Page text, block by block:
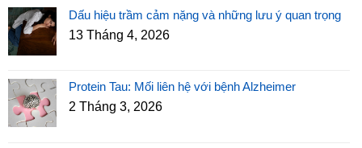
Dấu hiệu trầm cảm nặng và những lưu ý quan trọng
13 Tháng 4, 2026
Protein Tau: Mối liên hệ với bệnh Alzheimer
2 Tháng 3, 2026